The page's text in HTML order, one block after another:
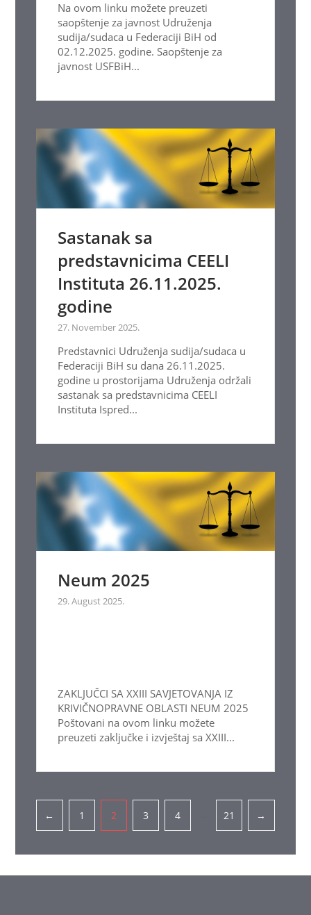
Na ovom linku možete preuzeti
saopštenje za javnost Udruženja
sudija/sudaca u Federaciji BiH od
02.12.2025. godine. Saopštenje za
javnost USFBiH...
Sastanak sa
predstavnicima CEELI
Instituta 26.11.2025.
godine
27. November 2025.
Predstavnici Udruženja sudija/sudaca u
Federaciji BiH su dana 26.11.2025.
godine u prostorijama Udruženja održali
sastanak sa predstavnicima CEELI
Instituta Ispred...
Neum 2025
29. August 2025.
ZAKLJUČCI SA XXIII SAVJETOVANJA IZ
KRIVIČNOPRAVNE OBLASTI NEUM 2025
Poštovani na ovom linku možete
preuzeti zaključke i izvještaj sa XXIII...
Pagination
← 1 2 3 4 21 →